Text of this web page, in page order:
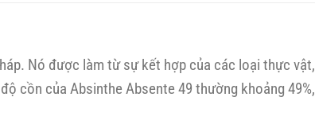
Nó được làm từ sự kết hợp của các loại thực
cồn của Absinthe Absente 49 thường khoảng